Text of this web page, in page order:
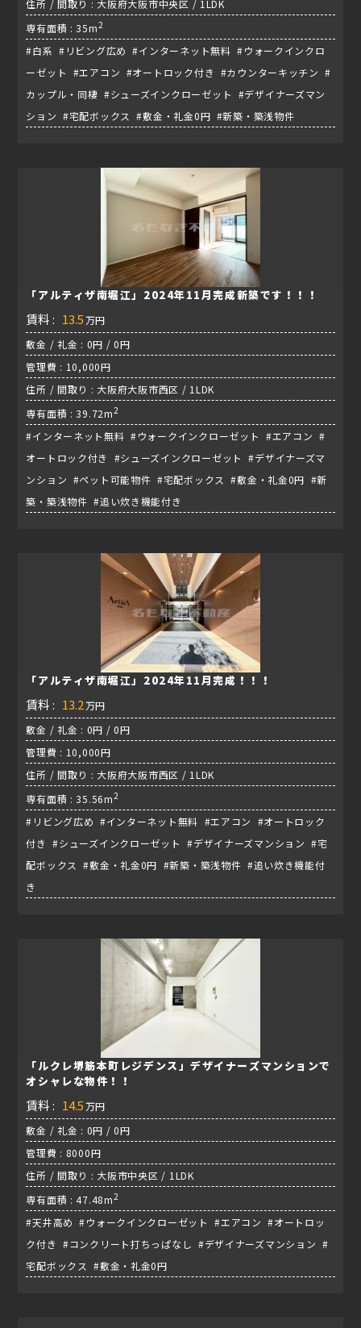
住所 / 間取り : 大阪府大阪市中央区 / 1LDK
専有面積 : 35m2
#白系 #リビング広め #インターネット無料 #ウォークインクロ
ーゼット #エアコン #オートロック付き #カウンターキッチン #
カップル・同棲 #シューズインクローゼット #デザイナーズマン
ション #宅配ボックス #敷金・礼金0円 #新築・築浅物件
「アルティザ南堀江」2024年11月完成新築です！！！
賃料 : 13.5 万円
敷金 / 礼金 : 0円 / 0円
管理費 : 10,000円
住所 / 間取り : 大阪府大阪市西区 / 1LDK
専有面積 : 39.72m2
#インターネット無料 #ウォークインクローゼット #エアコン #
オートロック付き #シューズインクローゼット #デザイナーズマ
ンション #ペット可能物件 #宅配ボックス #敷金・礼金0円 #新
築・築浅物件 #追い炊き機能付き
「アルティザ南堀江」2024年11月完成！！！
賃料 : 13.2 万円
敷金 / 礼金 : 0円 / 0円
管理費 : 10,000円
住所 / 間取り : 大阪府大阪市西区 / 1LDK
専有面積 : 35.56m2
#リビング広め #インターネット無料 #エアコン #オートロック
付き #シューズインクローゼット #デザイナーズマンション #宅
配ボックス #敷金・礼金0円 #新築・築浅物件 #追い炊き機能付
き
「ルクレ堺筋本町レジデンス」デザイナーズマンションで
オシャレな物件！！
賃料 : 14.5 万円
敷金 / 礼金 : 0円 / 0円
管理費 : 8000円
住所 / 間取り : 大阪市中央区 / 1LDK
専有面積 : 47.48m2
#天井高め #ウォークインクローゼット #エアコン #オートロッ
ク付き #コンクリート打ちっぱなし #デザイナーズマンション #
宅配ボックス #敷金・礼金0円